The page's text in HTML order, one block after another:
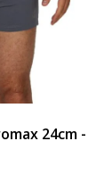
24cm -